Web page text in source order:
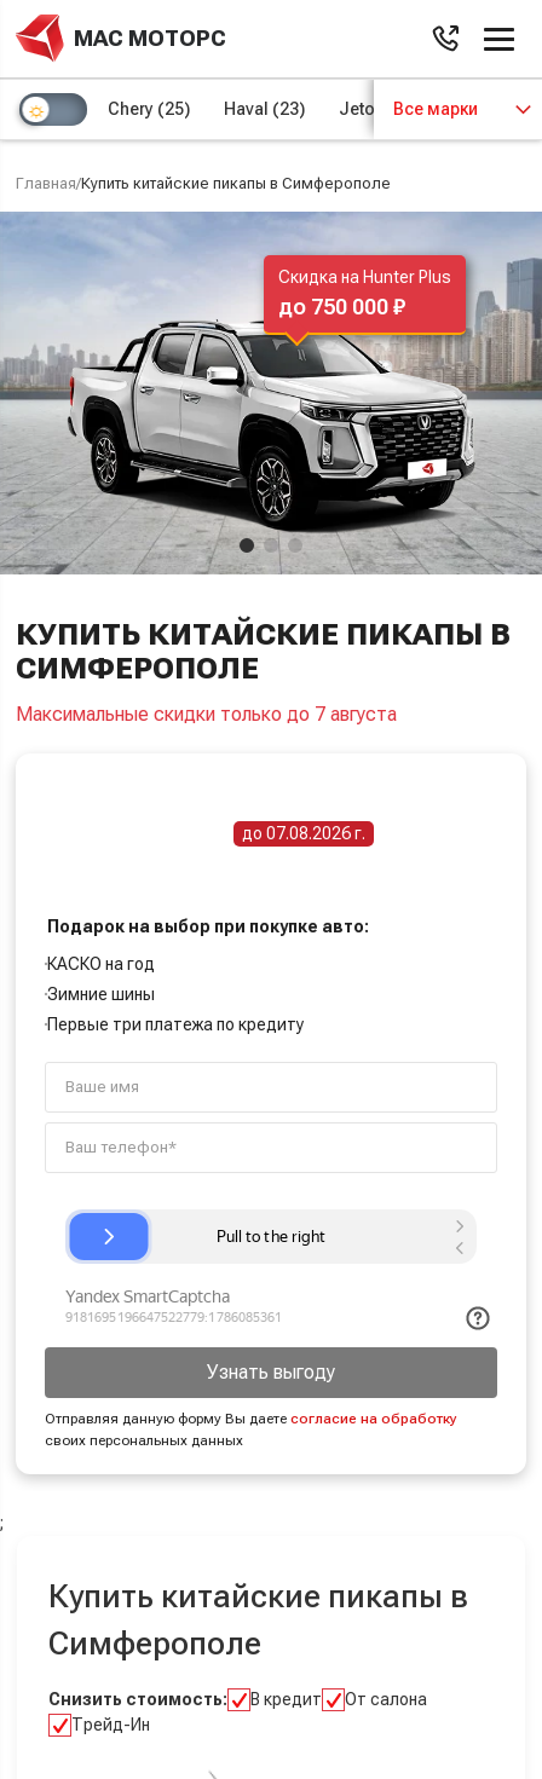
МАС МОТОРС
Chery (25) Haval (23) Jetour (8) Kaiyi (4)
Все марки
Главная/Купить китайские пикапы в Симферополе
КУПИТЬ КИТАЙСКИЕ ПИКАПЫ В
СИМФЕРОПОЛЕ
Максимальные скидки только до 7 августа
до 07.08.2026 г.
Подарок на выбор при покупке авто:
КАСКО на год
Зимние шины
Первые три платежа по кредиту
Узнать выгоду
Отправляя данную форму Вы даетесогласие на обработку
своих персональных данных
Скидка на Hunter Plus
до 750 000 ₽
;
Купить китайские пикапы в
Симферополе
Снизить стоимость: В кредит
От салона
Трейд-Ин